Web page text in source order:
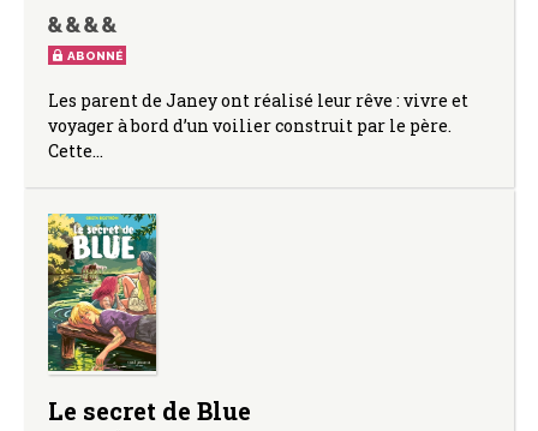
ABONNÉ
Les parent de Janey ont réalisé leur rêve : vivre et
voyager à bord d’un voilier construit par le père.
Cette…
Le secret de Blue